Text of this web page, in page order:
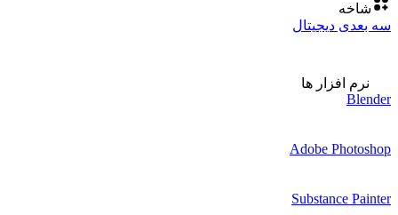
شاخه
سه بعدی دیجیتال
نرم افزار ها
Blender
Adobe Photoshop
Substance Painter